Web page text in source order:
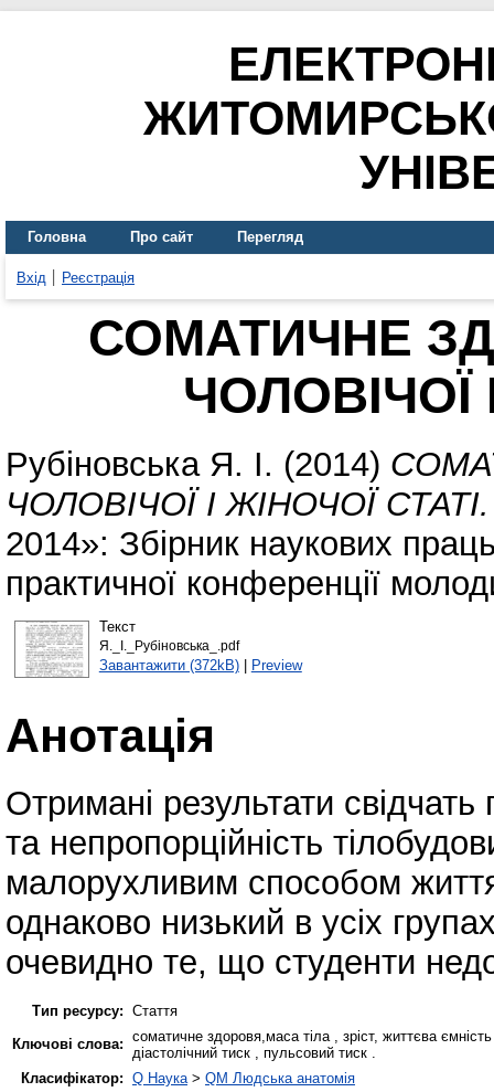
Головна Про сайт Перегляд
Вхід Реєстрація
СОМАТИЧНЕ
ЧОЛОВІЧОЇ
Рубіновська Я. І. (2014)
ЧОЛОВІЧОЇ І ЖІНОЧОЇ СТАТІ.
2014»: Збірник наукових
практичної конференції
Текст
Я._І._Рубіновська_.pdf
Завантажити (372kB)| Preview
Анотація
Отримані результати
та непропорційність
малорухливим способом
однаково низький в усіх
очевидно те, що студенти
Тип ресурсу: Стаття
Ключові слова: соматичне здоровя,маса тіла , зріст, життєва
діастолічний тиск , пульсовий тиск .
Класифікатор: Q Наука > QM Людська анатомія